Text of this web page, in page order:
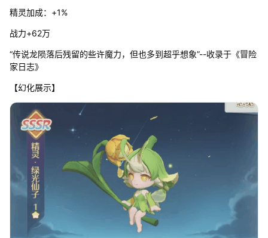
精灵加成：+1%
战力+62万
“传说龙陨落后残留的些许魔力，但也多到超乎想象”--收录于《冒险
家日志》
【幻化展示】